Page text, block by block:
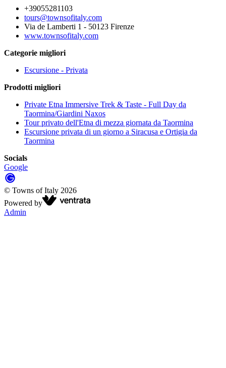
+39055281103
tours@townsofitaly.com
Via de Lamberti 1 - 50123 Firenze
www.townsofitaly.com
Categorie migliori
Escursione - Privata
Prodotti migliori
Private Etna Immersive Trek & Taste - Full Day da
Taormina/Giardini Naxos
Tour privato dell'Etna di mezza giornata da Taormina
Escursione privata di un giorno a Siracusa e Ortigia da
Taormina
Socials
Google
© Towns of Italy 2026
Powered by
Admin